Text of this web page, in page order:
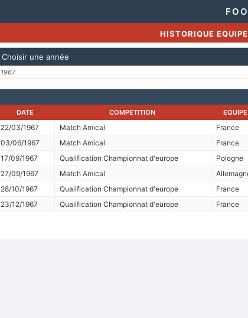
HISTORIQUE
Choisir une année
1967
DATE
COMPETITION EQUIPE
22/03/1967 Match Amical France
03/06/1967
Match Amical France
17/09/1967
Qualification Championnat d'europe Pologne
27/09/1967
Match Amical
28/10/1967
Qualification Championnat d'europe France
23/12/1967
Qualification Championnat d'europe France